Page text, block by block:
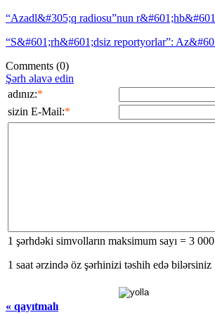
“Azadl&#305;q radiosu”nun
“S&#601;rh&#601;dsiz reportyorlar”:
Comments (0)
Şərh əlavə edin
adınız:*
sizin E-Mail:*
1 şərhdəki simvolların maksimum sayı = 3 000
1 saat ərzində öz şərhinizi təshih edə bilərsiniz
« qayıtmalı